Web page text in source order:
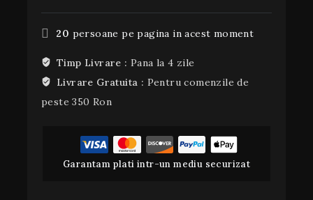
20 persoane pe pagina in acest moment
Timp Livrare : Pana la 4 zile
Livrare Gratuita : Pentru comenzile de
peste 350 Ron
Garantam plati intr-un mediu securizat